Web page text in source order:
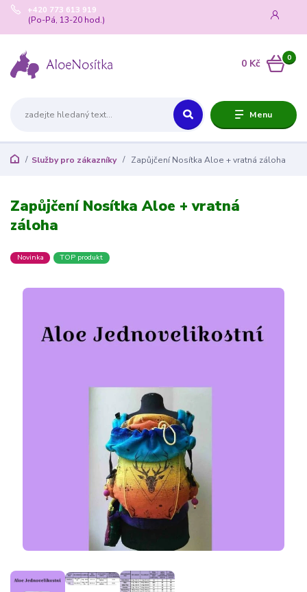
Menu
+420 773 613 919
(Po-Pá, 13-20 hod.)
0
0 Kč
Služby pro zákazníky Zapůjčení Nosítka Aloe + vratná záloha
Zapůjčení Nosítka Aloe + vratná
záloha
Novinka TOP produkt